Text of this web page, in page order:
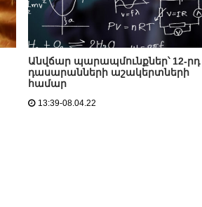
Անվճար պարապմունքներ՝ 12-րդ
դասարանների աշակերտների
համար
13:39-08.04.22